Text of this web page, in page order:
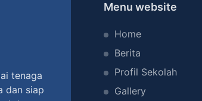
tenaga
dan siap
Menu website
Home
Berita
Profil Sekolah
Gallery